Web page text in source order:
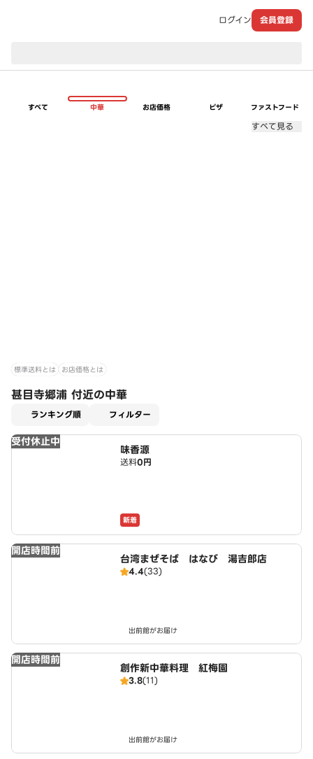
ログイン 会員登録
すべて 中華 お店価格 ピザ ファストフード
すべて見る
標準送料とは お店価格とは
甚目寺郷浦 付近の中華
ランキング順 フィルター
受付休止中
味香源
送料0円
新着
開店時間前
台湾まぜそば はなび 湯吉郎店
4.4(33)
出前館がお届け
開店時間前
創作新中華料理 紅梅園
3.8(11)
出前館がお届け